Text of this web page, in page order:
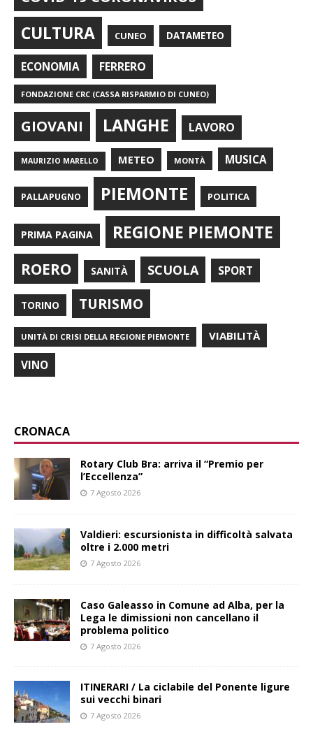
CULTURA CUNEO DATAMETEO
ECONOMIA FERRERO
FONDAZIONE CRC (CASSA RISPARMIO DI CUNEO)
GIOVANI LANGHE LAVORO
MAURIZIO MARELLO METEO MONTÀ MUSICA
PALLAPUGNO PIEMONTE POLITICA
PRIMA PAGINA REGIONE PIEMONTE
ROERO SANITÀ SCUOLA SPORT
TORINO TURISMO
UNITÀ DI CRISI DELLA REGIONE PIEMONTE VIABILITÀ
VINO
CRONACA
Rotary Club Bra: arriva il “Premio per
l’Eccellenza”
7 Agosto 2026
Valdieri: escursionista in difficoltà salvata
oltre i 2.000 metri
7 Agosto 2026
Caso Galeasso in Comune ad Alba, per la
Lega le dimissioni non cancellano il
problema politico
7 Agosto 2026
ITINERARI / La ciclabile del Ponente ligure
sui vecchi binari
7 Agosto 2026